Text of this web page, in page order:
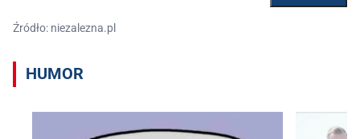
Źródło: niezalezna.pl
HUMOR